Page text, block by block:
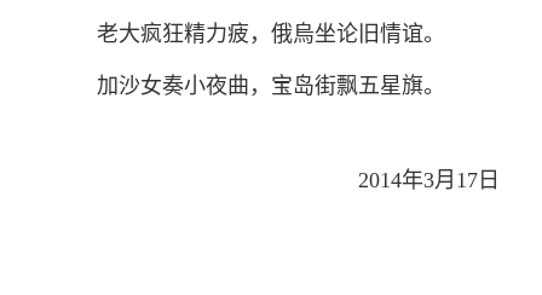
老大疯狂精力疲，俄烏坐论旧情谊。
加沙女奏小夜曲，宝岛街飘五星旗。
2014年3月17日